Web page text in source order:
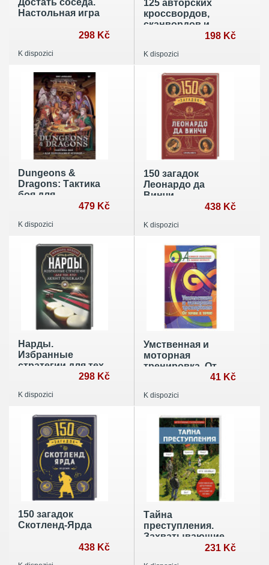
Достать соседа.
Настольная игра
298 Kč
K dispozici
125 авторских
кроссвордов,
сканвордов и
198 Kč
K dispozici
Dungeons &
Dragons: Тактика
боя для
479 Kč
K dispozici
150 загадок
Леонардо да
Винчи
438 Kč
K dispozici
Нарды.
Избранные
стратегии для тех,
298 Kč
K dispozici
Умственная и
моторная
тренировка. От
41 Kč
K dispozici
150 загадок
Скотленд-Ярда
438 Kč
Тайна
преступления.
Захватывающие
детективные231 Kč